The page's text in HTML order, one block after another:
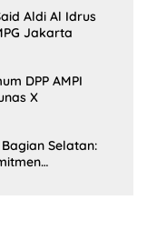
Aldi Al Idrus
Jakarta
DPP AMPI
X
Selatan: